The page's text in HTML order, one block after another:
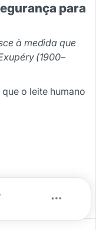
para
à medida que
(1900–
o leite humano